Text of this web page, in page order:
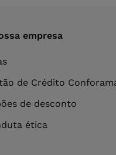
empresa
de Crédito
de desconto
ética